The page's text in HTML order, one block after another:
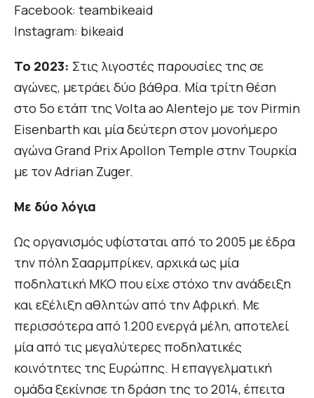
Facebook: teambikeaid
Instagram: bikeaid
Το 2023: Στις λιγοστές παρουσίες της σε
αγώνες, μετράει δύο βάθρα. Μία τρίτη θέση
στο 5ο ετάπ της Volta ao Alentejo με τον Pirmin
Eisenbarth και μία δεύτερη στον μονοήμερο
αγώνα Grand Prix Apollon Temple στην Τουρκία
με τον Adrian Zuger.
Με δύο λόγια
Ως οργανισμός υφίσταται από το 2005 με έδρα
την πόλη Σααρμπρίκεν, αρχικά ως μία
ποδηλατική ΜΚΟ που είχε στόχο την ανάδειξη
και εξέλιξη αθλητών από την Αφρική. Με
περισσότερα από 1.200 ενεργά μέλη, αποτελεί
μία από τις μεγαλύτερες ποδηλατικές
κοινότητες της Ευρώπης. Η επαγγελματική
ομάδα ξεκίνησε τη δράση της το 2014, έπειτα